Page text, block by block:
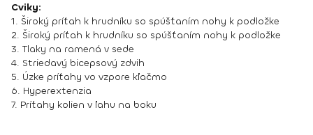
Cviky:
1. Široký príťah k hrudníku so spúšťaním nohy k podložke
2. Široký príťah k hrudníku so spúšťaním nohy k podložke
3. Tlaky na ramená v sede
4. Striedavý bicepsový zdvih
5. Úzke príťahy vo vzpore kľačmo
6. Hyperextenzia
7. Príťahy kolien v ľahu na boku